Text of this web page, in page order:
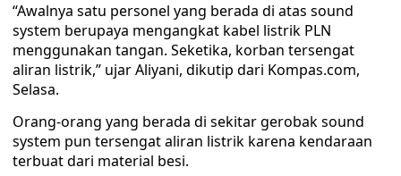
“Awalnya satu personel yang berada di atas sound
system berupaya mengangkat kabel listrik PLN
menggunakan tangan. Seketika, korban tersengat
aliran listrik,” ujar Aliyani, dikutip dari Kompas.com,
Selasa.
Orang-orang yang berada di sekitar gerobak sound
system pun tersengat aliran listrik karena kendaraan
terbuat dari material besi.